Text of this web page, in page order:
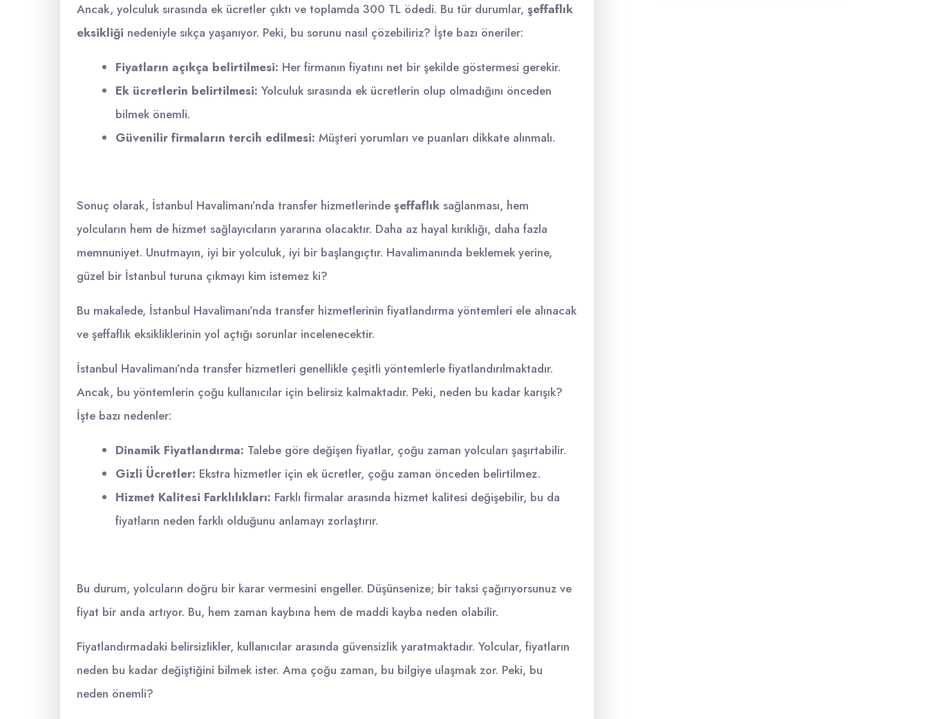
Ancak, yolculuk sırasında ek ücretler çıktı ve toplamda 300 TL ödedi. Bu tür durumlar, şeffaflık
eksikliği nedeniyle sıkça yaşanıyor. Peki, bu sorunu nasıl çözebiliriz? İşte bazı öneriler:
Fiyatların açıkça belirtilmesi: Her firmanın fiyatını net bir şekilde göstermesi gerekir.
Ek ücretlerin belirtilmesi: Yolculuk sırasında ek ücretlerin olup olmadığını önceden
bilmek önemli.
Güvenilir firmaların tercih edilmesi: Müşteri yorumları ve puanları dikkate alınmalı.
Sonuç olarak, İstanbul Havalimanı’nda transfer hizmetlerinde şeffaflık sağlanması, hem
yolcuların hem de hizmet sağlayıcıların yararına olacaktır. Daha az hayal kırıklığı, daha fazla
memnuniyet. Unutmayın, iyi bir yolculuk, iyi bir başlangıçtır. Havalimanında beklemek yerine,
güzel bir İstanbul turuna çıkmayı kim istemez ki?
Bu makalede, İstanbul Havalimanı’nda transfer hizmetlerinin fiyatlandırma yöntemleri ele alınacak
ve şeffaflık eksikliklerinin yol açtığı sorunlar incelenecektir.
İstanbul Havalimanı’nda transfer hizmetleri genellikle çeşitli yöntemlerle fiyatlandırılmaktadır.
Ancak, bu yöntemlerin çoğu kullanıcılar için belirsiz kalmaktadır. Peki, neden bu kadar karışık?
İşte bazı nedenler:
Dinamik Fiyatlandırma: Talebe göre değişen fiyatlar, çoğu zaman yolcuları şaşırtabilir.
Gizli Ücretler: Ekstra hizmetler için ek ücretler, çoğu zaman önceden belirtilmez.
Hizmet Kalitesi Farklılıkları: Farklı firmalar arasında hizmet kalitesi değişebilir, bu da
fiyatların neden farklı olduğunu anlamayı zorlaştırır.
Bu durum, yolcuların doğru bir karar vermesini engeller. Düşünsenize; bir taksi çağırıyorsunuz ve
fiyat bir anda artıyor. Bu, hem zaman kaybına hem de maddi kayba neden olabilir.
Fiyatlandırmadaki belirsizlikler, kullanıcılar arasında güvensizlik yaratmaktadır. Yolcular, fiyatların
neden bu kadar değiştiğini bilmek ister. Ama çoğu zaman, bu bilgiye ulaşmak zor. Peki, bu
neden önemli?